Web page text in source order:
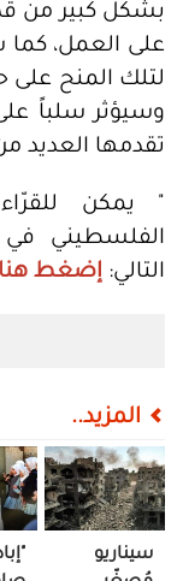
بشكل كبير من
على العمل، كما
لتلك المنح
وسيؤثر سلباً
تقدمها
" يمكن
التالي: إضغط هنا
المزيد..
سيناريو